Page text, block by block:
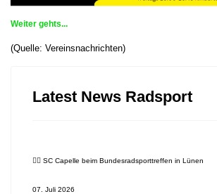
Weiter gehts...
(Quelle: Vereinsnachrichten)
Latest News Radsport
🚴‍♂️ SC Capelle beim Bundesradsporttreffen in Lünen
07. Juli 2026